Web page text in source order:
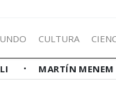
CULTURA
MARTÍN MENEM